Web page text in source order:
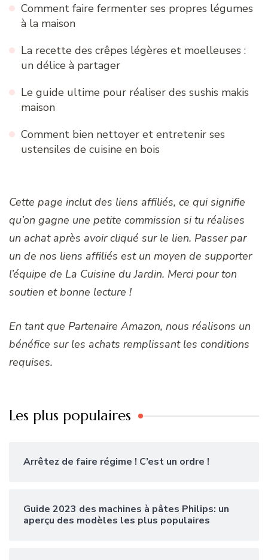
Comment faire fermenter ses propres légumes
à la maison
La recette des crêpes légères et moelleuses :
un délice à partager
Le guide ultime pour réaliser des sushis makis
maison
Comment bien nettoyer et entretenir ses
ustensiles de cuisine en bois
Cette page inclut des liens affiliés, ce qui signifie
qu’on gagne une petite commission si tu réalises
un achat après avoir cliqué sur le lien. Passer par
un de nos liens affiliés est un moyen de supporter
l’équipe de La Cuisine du Jardin. Merci pour ton
soutien et bonne lecture !
En tant que Partenaire Amazon, nous réalisons un
bénéfice sur les achats remplissant les conditions
requises.
Les plus populaires
Arrêtez de faire régime ! C’est un ordre !
Guide 2023 des machines à pâtes Philips: un
aperçu des modèles les plus populaires